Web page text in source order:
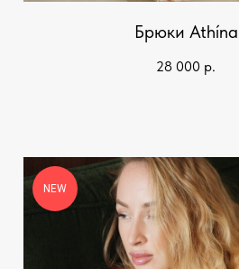
Брюки Athína
28 000 р.
NEW